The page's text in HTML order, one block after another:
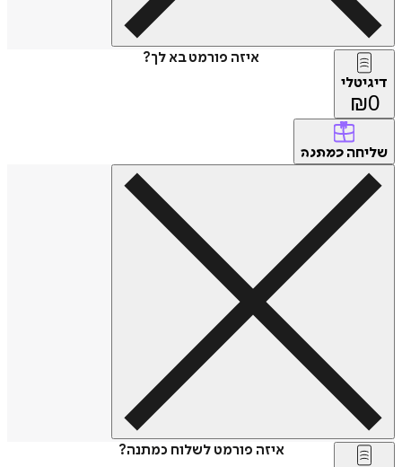
איזה פורמט בא לך?
דיגיטלי
₪0
שליחה כמתנה
איזה פורמט לשלוח כמתנה?